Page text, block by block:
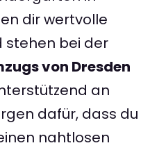
dir wertvolle
stehen bei der
von Dresden
an
dafür, dass du
nahtlosen